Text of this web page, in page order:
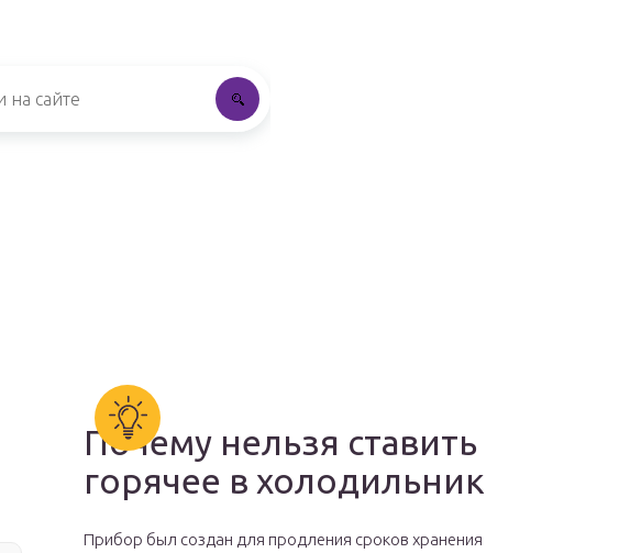
Почему нельзя ставить
горячее в холодильник
Прибор был создан для продления сроков хранения